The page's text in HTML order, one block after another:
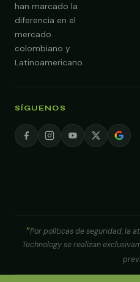
han marcado la
diferencia en el
mercado
colombiano y
Latinoamericano.
SÍGUENOS
Por políticas de seguridad, la
Technology se realizan